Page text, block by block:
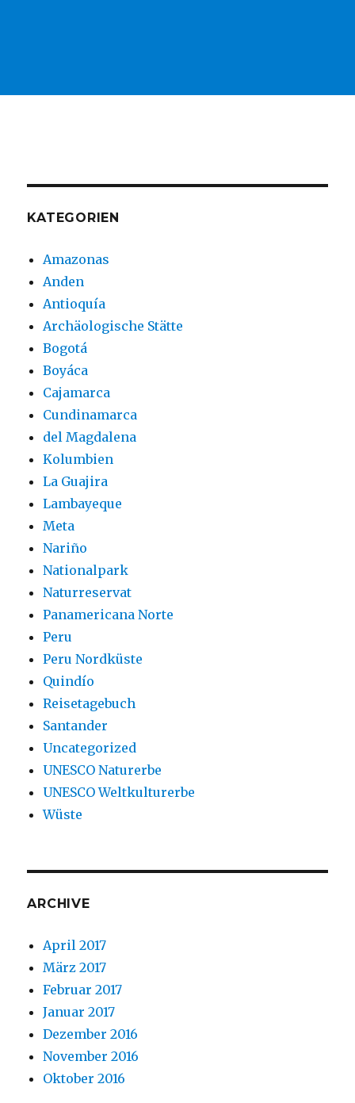
KATEGORIEN
Amazonas
Anden
Antioquía
Archäologische Stätte
Bogotá
Boyáca
Cajamarca
Cundinamarca
del Magdalena
Kolumbien
La Guajira
Lambayeque
Meta
Nariño
Nationalpark
Naturreservat
Panamericana Norte
Peru
Peru Nordküste
Quindío
Reisetagebuch
Santander
Uncategorized
UNESCO Naturerbe
UNESCO Weltkulturerbe
Wüste
ARCHIVE
April 2017
März 2017
Februar 2017
Januar 2017
Dezember 2016
November 2016
Oktober 2016